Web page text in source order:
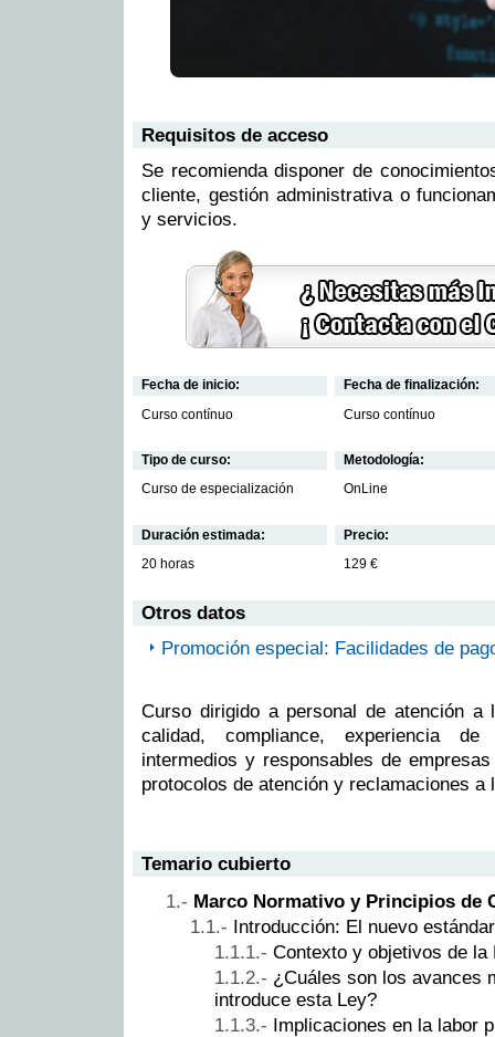
Requisitos de acceso
Se recomienda disponer de
cliente, gestión administrativa o
y servicios.
Fecha de inicio:
Curso contínuo
Fecha de finalización:
Curso contínuo
Tipo de curso:
Curso de especialización
Metodología:
OnLine
Duración estimada:
20 horas
Precio:
129 €
Otros datos
Promoción especial: Facilidades de
Curso dirigido a personal de atención a
calidad, compliance, experiencia
intermedios y responsables de
protocolos de atención y reclamaciones a
Temario cubierto
Marco Normativo y Principios de
Introducción: El nuevo
Contexto y objetivos de la
¿Cuáles son los avances
introduce esta Ley?
Implicaciones en la labor